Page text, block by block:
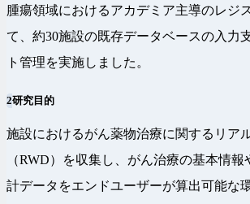
腫瘍領域におけるアカデミア主導のレジ
て、約30施設の既存データベースの入力
ト管理を実施しました。
2研究目的
施設におけるがん薬物治療に関するリア
（RWD）を収集し、がん治療の基本情
計データをエンドユーザーが算出可能な